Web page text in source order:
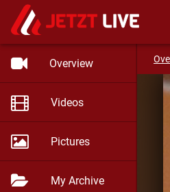
Overview
Videos
Pictures
My Archive